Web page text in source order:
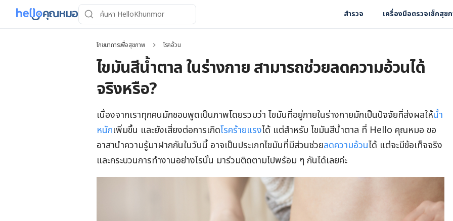
สำรวจ เครื่องมือตรวจเช็กสุข
โภชนาการเพื่อสุขภาพ โรคอ้วน
ไขมันสีน้ำตาล ในร่างกาย สามารถช่วยลดความอ้วนได้
จริงหรือ?
เนื่องจากเราทุกคนมักชอบพูดเป็นภาพโดยรวมว่า ไขมันที่อยู่ภายในร่างกายมักเป็นปัจจัยที่ส่งผลให้น้ำ
หนักเพิ่มขึ้น และยังเสี่ยงต่อการเกิดโรคร้ายแรงได้ แต่สำหรับ ไขมันสีน้ำตาล ที่ Hello คุณหมอ ขอ
อาสานำความรู้มาฝากกันในวันนี้ อาจเป็นประเภทไขมันที่มีส่วนช่วยลดความอ้วนได้ แต่จะมีข้อเท็จจริง
และกระบวนการทำงานอย่างไรนั้น มาร่วมติดตามไปพร้อม ๆ กันได้เลยค่ะ